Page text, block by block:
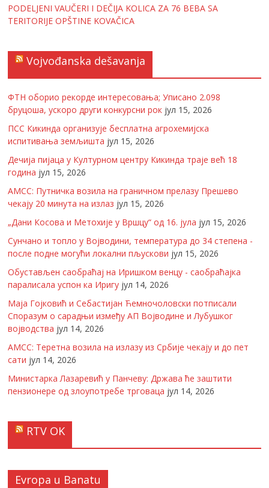
PODELJENI VAUČERI I DEČIJA KOLICA ZA 76 BEBA SA
TERITORIJE OPŠTINE KOVAČICA
Vojvođanska dešavanja
ФТН оборио рекорде интересовања; Уписано 2.098
бруцоша, ускоро други конкурсни рок јул 15, 2026
ПСС Кикинда организује бесплатна агрохемијска
испитивања земљишта јул 15, 2026
Дечија пијаца у Културном центру Кикинда траје већ 18
година јул 15, 2026
АМСС: Путничка возила на граничном прелазу Прешево
чекају 20 минута на излаз јул 15, 2026
„Дани Косова и Метохије у Вршцу“ од 16. јула јул 15, 2026
Сунчано и топло у Војводини, температура до 34 степена -
после подне могући локални пљускови јул 15, 2026
Обустављен саобраћај на Иришком венцу - саобраћајка
паралисала успон ка Иригу јул 14, 2026
Маја Гојковић и Себастијан Ћемночоловски потписали
Споразум о сарадњи између АП Војводине и Лубушког
војводства јул 14, 2026
АМСС: Теретна возила на излазу из Србије чекају и до пет
сати јул 14, 2026
Министарка Лазаревић у Панчеву: Држава ће заштити
пензионере од злоупотребе трговаца јул 14, 2026
RTV OK
Evropa u Banatu